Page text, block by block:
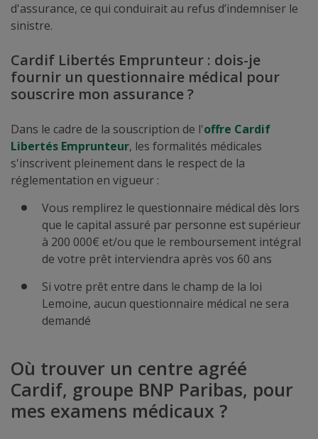
d'assurance, ce qui conduirait au refus d’indemniser le
sinistre.
Cardif Libertés Emprunteur : dois-je
fournir un questionnaire médical pour
souscrire mon assurance ?
Dans le cadre de la souscription de l'offre Cardif
Libertés Emprunteur, les formalités médicales
s'inscrivent pleinement dans le respect de la
réglementation en vigueur :
Vous remplirez le questionnaire médical dès lors
que le capital assuré par personne est supérieur
à 200 000€ et/ou que le remboursement intégral
de votre prêt interviendra après vos 60 ans
Si votre prêt entre dans le champ de la loi
Lemoine, aucun questionnaire médical ne sera
demandé
Où trouver un centre agréé
Cardif, groupe BNP Paribas, pour
mes examens médicaux ?